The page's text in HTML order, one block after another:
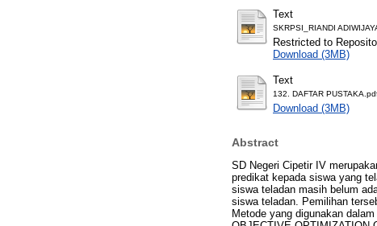
Text
SKRPSI_RIANDI
Restricted to
Download (3MB)
Text
132. DAFTAR
Download (3MB)
Abstract
SD Negeri Cipetir IV
predikat kepada siswa yang
siswa teladan masih belum
siswa teladan. Pemilihan
Metode yang digunakan